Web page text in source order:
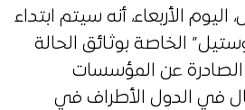
الأربعاء، أنه سيتم ابتداء
“الأبوستيل” الخاصة بوثائق الحالة
الصادرة عن المؤسسات
في الدول الأطراف في